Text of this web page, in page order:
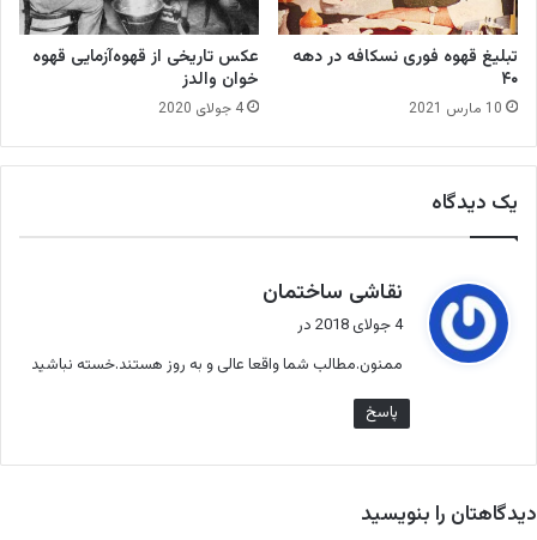
ی
تبلیغ قهوه فوری نسکافه در دهه
۴۰
10 مارس 2021
عکس تاریخی از قهوه‌آزمایی قهوه
خوان والدز
4 جولای 2020
یک دیدگاه
نقاشی ساختمان
:
4 جولای 2018 در
ممنون.مطالب شما واقعا عالی و به روز هستند.خسته نباشید
پاسخ
دیدگاهتان را بنویسید